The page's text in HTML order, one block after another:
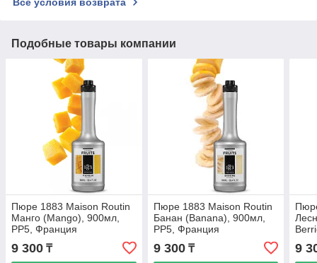
Подобные товары компании
Пюре 1883 Maison Routin
Манго (Mango), 900мл,
PP5, Франция
9 300 ₸
Пюре 1883 Maison Routin
Банан (Banana), 900мл,
PP5, Франция
9 300₸ 9